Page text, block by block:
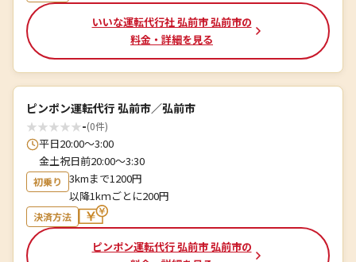
いいな運転代行社 弘前市 弘前市の
料金・詳細を見る
ピンポン運転代行 弘前市／弘前市
★★★★★-(0件)
平日20:00〜3:00
金土祝日前20:00〜3:30
初乗り
3kmまで1200円
以降1kｍごとに200円
決済方法
ピンポン運転代行 弘前市 弘前市の